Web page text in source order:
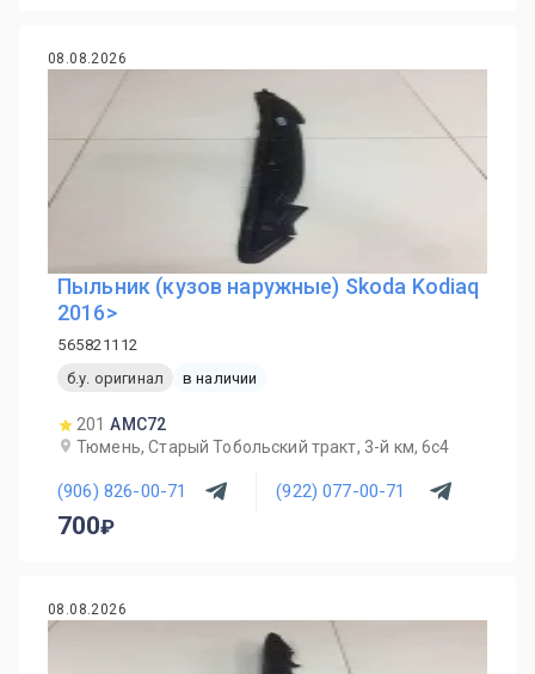
08.08.2026
Пыльник (кузов наружные) Skoda Kodiaq
2016>
565821112
б.у. оригинал
в наличии
201 AMC72
Тюмень, Старый Тобольский тракт, 3-й км, 6с4
(906) 826-00-71 (922) 077-00-71
700
08.08.2026